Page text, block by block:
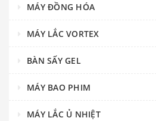
MÁY ĐỒNG HÓA
MÁY LẮC VORTEX
BÀN SẤY GEL
MÁY BAO PHIM
MÁY LẮC Ủ NHIỆT